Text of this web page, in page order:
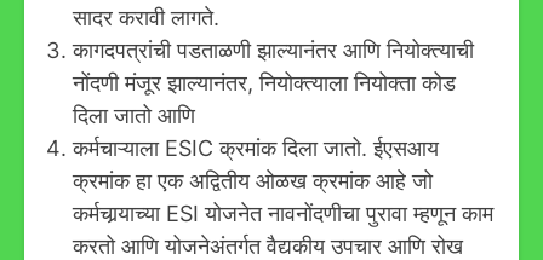
सादर करावी लागते.
कागदपत्रांची पडताळणी झाल्यानंतर आणि नियोक्त्याची
नोंदणी मंजूर झाल्यानंतर, नियोक्त्याला नियोक्ता कोड
दिला जातो आणि
कर्मचाऱ्याला ESIC क्रमांक दिला जातो. ईएसआय
क्रमांक हा एक अद्वितीय ओळख क्रमांक आहे जो
कर्मचार्‍याच्या ESI योजनेत नावनोंदणीचा पुरावा म्हणून काम
करतो आणि योजनेअंतर्गत वैद्यकीय उपचार आणि रोख